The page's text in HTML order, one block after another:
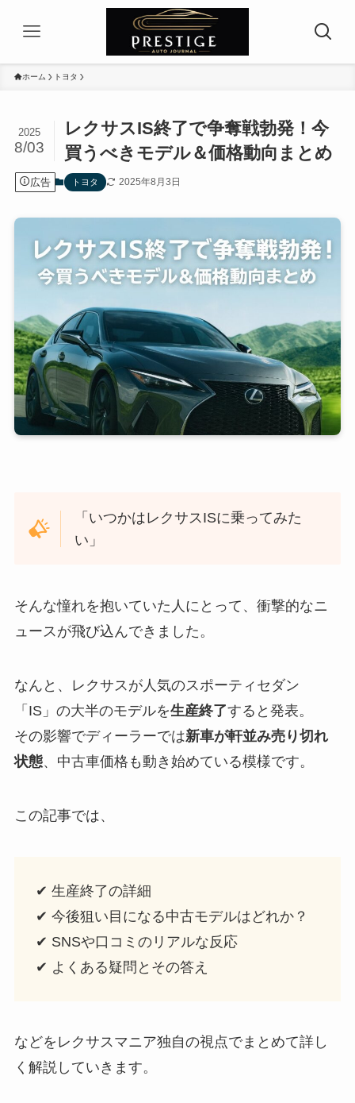
ホーム トヨタ
レクサスIS終了で争奪戦勃発！今
買うべきモデル＆価格動向まとめ
2025
8/03
広告 トヨタ 2025年8月3日
「いつかはレクサスISに乗ってみた
い」
そんな憧れを抱いていた人にとって、衝撃的なニ
ュースが飛び込んできました。
なんと、レクサスが人気のスポーティセダン
「IS」の大半のモデルを生産終了すると発表。
その影響でディーラーでは新車が軒並み売り切れ
状態、中古車価格も動き始めている模様です。
この記事では、
✔ 生産終了の詳細
✔ 今後狙い目になる中古モデルはどれか？
✔ SNSや口コミのリアルな反応
✔ よくある疑問とその答え
などをレクサスマニア独自の視点でまとめて詳し
く解説していきます。